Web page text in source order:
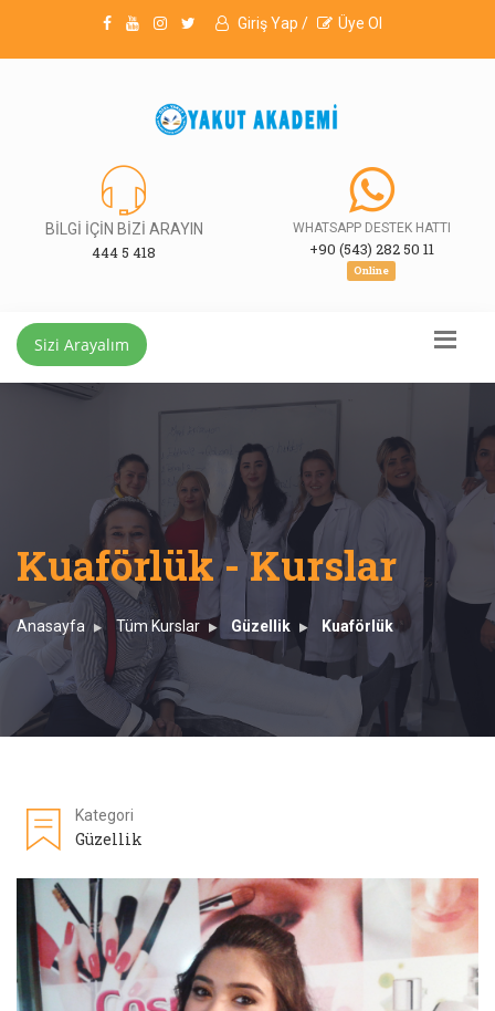
Giriş Yap / Üye Ol
BİLGİ İÇİN BİZİ ARAYIN
444 5 418
WHATSAPP DESTEK HATTI
+90 (543) 282 50 11
Online
Sizi Arayalım
Kuaförlük - Kurslar
Anasayfa Tüm Kurslar Güzellik Kuaförlük
Kategori
Güzellik